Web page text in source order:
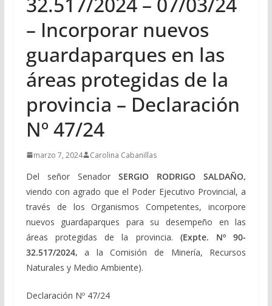
– Incorporar nuevos
guardaparques en las
áreas protegidas de la
provincia – Declaración
Nº 47/24
marzo 7, 2024 Carolina Cabanillas
Del señor SenadorSERGIO RODRIGO SALDAÑO,
viendo con agrado que el Poder Ejecutivo Provincial, a
través de los Organismos Competentes, incorpore
nuevos guardaparques para su desempeño en las
áreas protegidas de la provincia. (Expte. Nº 90-
32.517/2024,a la Comisión de Minería, Recursos
Naturales y Medio Ambiente).
Declaración Nº 47/24